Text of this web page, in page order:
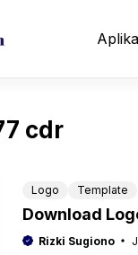
cdr
Logo Template
Download
Rizki Sugiono